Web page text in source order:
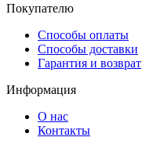
Покупателю
Способы оплаты
Способы доставки
Гарантия и возврат
Информация
О нас
Контакты